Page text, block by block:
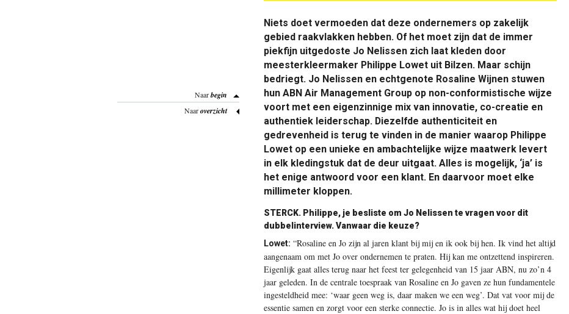
Niets doet vermoeden dat deze ondernemers op zakelijk
gebied raakvlakken hebben. Of het moet zijn dat de immer
piekfijn uitgedoste Jo Nelissen zich laat kleden door
meesterkleermaker Philippe Lowet uit Bilzen. Maar schijn
bedriegt. Jo Nelissen en echtgenote Rosaline Wijnen stuwen
hun ABN Air Management Group op non-conformistische wijze
voort met een eigenzinnige mix van innovatie, co-creatie en
authentiek leiderschap. Diezelfde authenticiteit en
gedrevenheid is terug te vinden in de manier waarop Philippe
Lowet op een unieke en ambachtelijke wijze maatwerk levert
in elk kledingstuk dat de deur uitgaat. Alles is mogelijk, ‘ja’ is
het enige antwoord voor een klant. En daarvoor moet elke
millimeter kloppen.
STERCK. Philippe, je besliste om Jo Nelissen te vragen voor dit
dubbelinterview. Vanwaar die keuze?
Lowet: “Rosaline en Jo zijn al jaren klant bij mij en ik ook bij hen. Ik vind het altijd
aangenaam om met Jo over ondernemen te praten. Hij kan me ontzettend inspireren.
Eigenlijk gaat alles terug naar het feest ter gelegenheid van 15 jaar ABN, nu zo’n 4
jaar geleden. In de centrale toespraak van Rosaline en Jo gaven ze hun fundamentele
ingesteldheid mee: ‘waar geen weg is, daar maken we een weg’. Dat vat voor mij de
essentie samen en zorgt voor een sterke connectie. Jo is in alles wat hij doet heel
Naarbegin
Naaroverzicht